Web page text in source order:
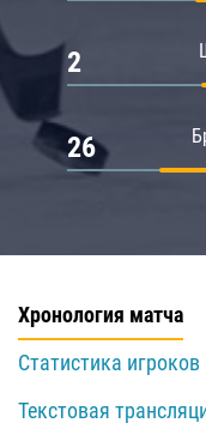
2
26
Хронология матча
Статистика игроков
Текстовая